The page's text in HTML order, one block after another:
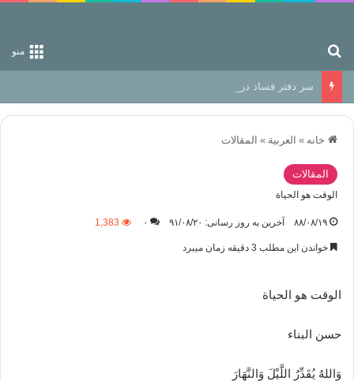
منو
سر دفتر فساد در زمین‌، دوری وکناره‌گیری از راه خداست‌!
خانه » العربیة » المقالات
المقالات
الوقت هو الحياة
۸۸/۰۸/۱۹ آخرین به روز رسانی: ۹۱/۰۸/۲۰ ۰ 1,383
خواندن این مطلب 3 دقیقه زمان میبرد
الوقت هو الحياة
حسن البناء
وَاللهُ يُقَدِّرُ اللَّيْلَ وَالنَّهَارَ